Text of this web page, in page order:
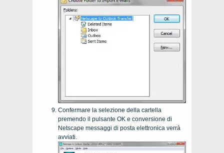
Confermare la selezione della cartella
premendo il pulsante OK e conversione di
Netscape messaggi di posta elettronica verrà
avviati.